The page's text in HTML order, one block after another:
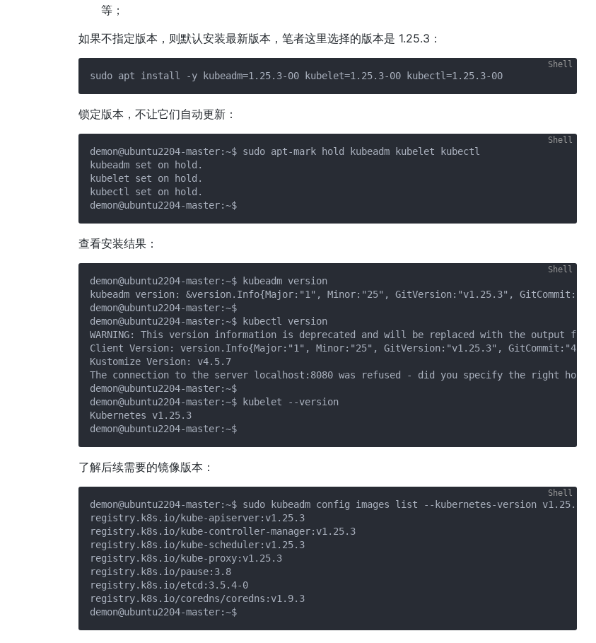
等；
如果不指定版本，则默认安装最新版本，笔者这里选择的版本是 1.25.3：
锁定版本，不让它们自动更新：
demon@ubuntu2204-master:~$ sudo apt-mark hold kubeadm kubelet kubectl
kubeadm set on hold.
kubelet set on hold.
kubectl set on hold.
查看安装结果：
demon@ubuntu2204-master:~$ kubeadm version
kubeadm version: &version.Info{Major:"1", Minor:"25", GitVersion:"v1.25.3",
demon@ubuntu2204-master:~$
demon@ubuntu2204-master:~$ kubectl version
WARNING: This version information is deprecated and will be replaced with the output
Client Version: version.Info{Major:"1", Minor:"25", GitVersion:"v1.25.3",
Kustomize Version: v4.5.7
The connection to the server localhost:8080 was refused - did you specify the right host
demon@ubuntu2204-master:~$
demon@ubuntu2204-master:~$ kubelet --version
Kubernetes v1.25.3
了解后续需要的镜像版本：
demon@ubuntu2204-master:~$ sudo kubeadm config images list --kubernetes-version v1.25.3
registry.k8s.io/kube-apiserver:v1.25.3
registry.k8s.io/kube-controller-manager:v1.25.3
registry.k8s.io/kube-scheduler:v1.25.3
registry.k8s.io/kube-proxy:v1.25.3
registry.k8s.io/pause:3.8
registry.k8s.io/etcd:3.5.4-0
registry.k8s.io/coredns/coredns:v1.9.3